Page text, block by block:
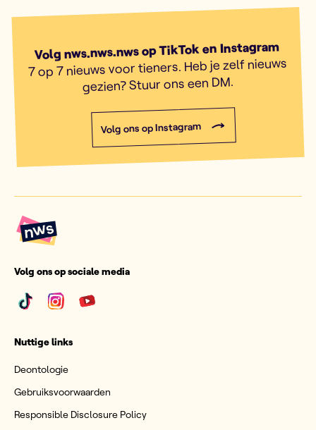
Volg nws.nws.nws op TikTok en Instagram
7 op 7 nieuws voor tieners. Heb je zelf nieuws
gezien? Stuur ons een DM.
Volg ons op Instagram
Volg ons op sociale media
Nuttige links
Deontologie
Gebruiksvoorwaarden
Responsible Disclosure Policy